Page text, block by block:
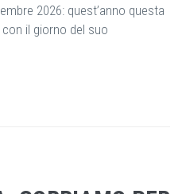
2026: quest’anno questa
il giorno del suo